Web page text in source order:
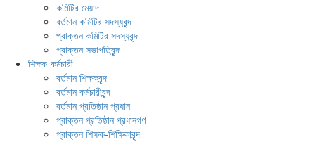
কমিটির মেয়াদ
বর্তমান কমিটির সদস্যবৃন্দ
প্রাক্তন কমিটির সদস্যবৃন্দ
প্রাক্তন সভাপতিবৃন্দ
শিক্ষক-কর্মচারী
বর্তমান শিক্ষকবৃন্দ
বর্তমান কর্মচারীবৃন্দ
বর্তমান প্রতিষ্ঠান প্রধান
প্রাক্তন প্রতিষ্ঠান প্রধানগণ
প্রাক্তন শিক্ষক-শিক্ষিকাবৃন্দ